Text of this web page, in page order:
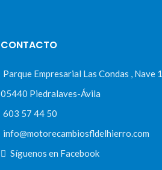
CONTACTO
Parque Empresarial Las Condas , Nave 1
05440 Piedralaves-Ávila
603 57 44 50
info@motorecambiosfldelhierro.com
Síguenos en Facebook